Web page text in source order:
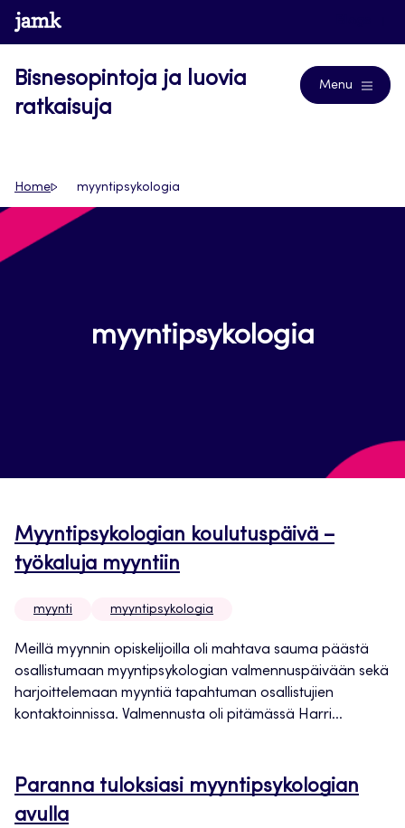
Siirry
suoraan
www.jamk.fi
Bisnesopintoja ja luovia
ratkaisuja
Menu
Home myyntipsykologia
myyntipsykologia
Myyntipsykologian koulutuspäivä –
työkaluja myyntiin
myynti myyntipsykologia
Meillä myynnin opiskelijoilla oli mahtava sauma päästä
osallistumaan myyntipsykologian valmennuspäivään sekä
harjoittelemaan myyntiä tapahtuman osallistujien
kontaktoinnissa. Valmennusta oli pitämässä Harri...
Paranna tuloksiasi myyntipsykologian
avulla